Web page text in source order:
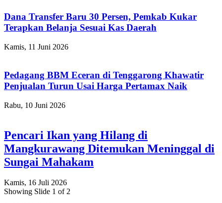
Dana Transfer Baru 30 Persen, Pemkab Kukar
Terapkan Belanja Sesuai Kas Daerah
Kamis, 11 Juni 2026
Pedagang BBM Eceran di Tenggarong Khawatir
Penjualan Turun Usai Harga Pertamax Naik
Rabu, 10 Juni 2026
Pencari Ikan yang Hilang di
Mangkurawang Ditemukan Meninggal di
Sungai Mahakam
Kamis, 16 Juli 2026
Showing Slide 1 of 2